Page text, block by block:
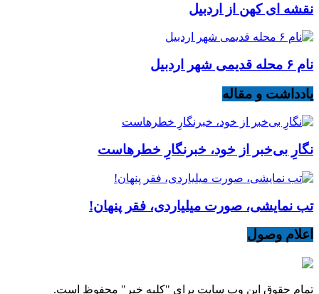
نقشه ای کهن از اردبیل
نام ۶ محله قدیمی شهر اردبیل
یادداشت و مقاله
نگارِ بی‌خبر از خود، خبرنگارِ خطرهاست
تب نمایشی، صورت میلیاردی، فقر پنهان!
اعلام وصول
تمام حقوق این وب سایت برای "کلبه خبر" محفوظ است.